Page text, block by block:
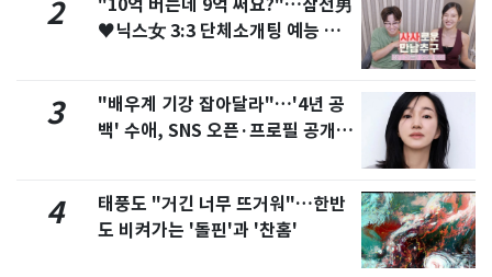
2
"10억 버는데 9억 써요?"…삼전男
♥닉스女 3:3 단체소개팅 예능 화
3
"배우계 기강 잡아달라"…'4년 공
백' 수애, SNS 오픈·프로필 공개
4
태풍도 "거긴 너무 뜨거워"…한반
도 비켜가는 '돌핀'과 '찬홈'